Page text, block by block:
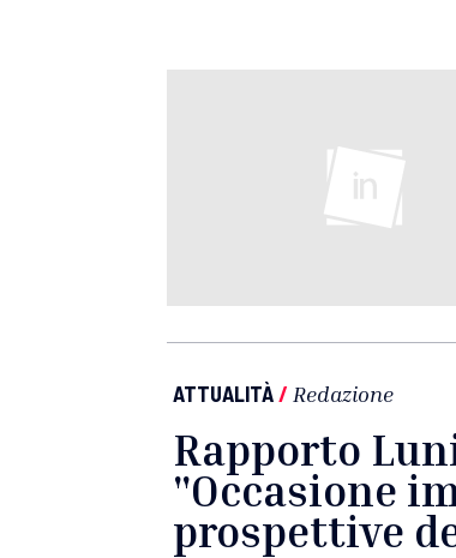
ATTUALITÀ/ Redazione
Rapporto
"Occasione
prospettive